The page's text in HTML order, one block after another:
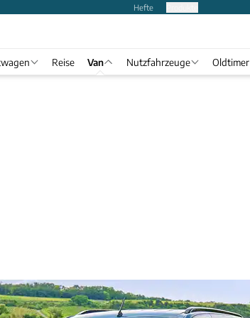
Hefte
Reise Van Nutzfahrzeuge Oldtimer